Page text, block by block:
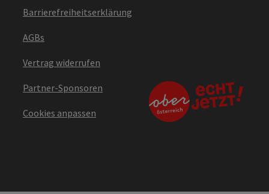
Barrierefreiheitserklärung
AGBs
Vertrag widerrufen
Partner-Sponsoren
Cookies anpassen